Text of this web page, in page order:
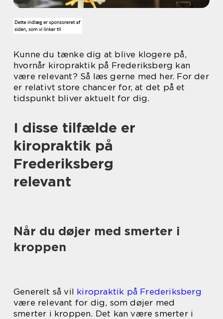
Kunne du tænke dig at blive klogere på,
hvornår kiropraktik på Frederiksberg kan
være relevant? Så læs gerne med her. For der
er relativt store chancer for, at det på et
tidspunkt bliver aktuelt for dig.
I disse tilfælde er
kiropraktik på
Frederiksberg
relevant
Når du døjer med smerter i
kroppen
Generelt så vil kiropraktik på Frederiksberg
være relevant for dig, som døjer med
smerter i kroppen. Det kan være smerter i